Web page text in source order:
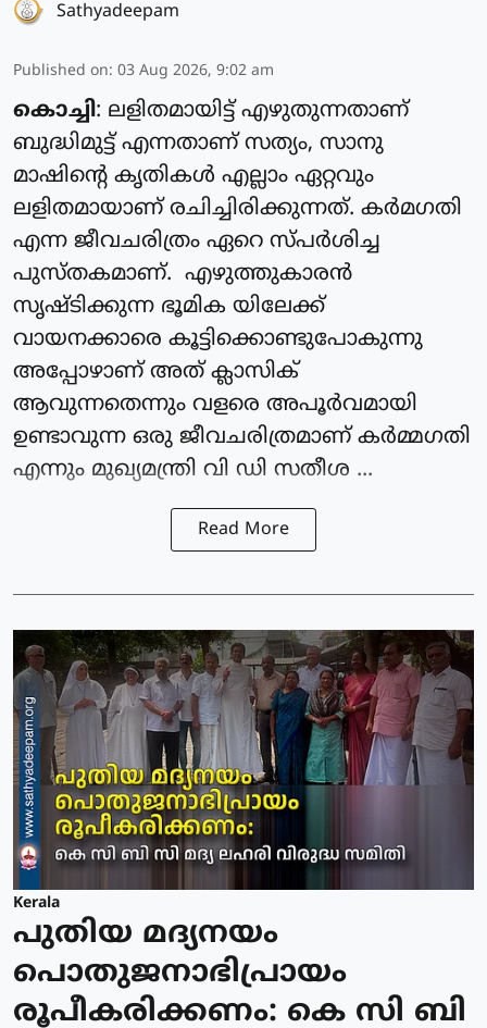
Sathyadeepam
Published on: 03 Aug 2026, 9:02 am
കൊച്ചി: ലളിതമായിട്ട് എഴുതുന്നതാണ്
ബുദ്ധിമുട്ട് എന്നതാണ് സത്യം, സാനു
മാഷിന്റെ കൃതികൾ എല്ലാം ഏറ്റവും
ലളിതമായാണ് രചിച്ചിരിക്കുന്നത്. കർമഗതി
എന്ന ജീവചരിത്രം ഏറെ സ്പർശിച്ച
പുസ്തകമാണ്. എഴുത്തുകാരൻ
സൃഷ്ടിക്കുന്ന ഭൂമിക യിലേക്ക്
വായനക്കാരെ കൂട്ടിക്കൊണ്ടുപോകുന്നു
അപ്പോഴാണ് അത് ക്ലാസിക്
ആവുന്നതെന്നും വളരെ അപൂർവമായി
ഉണ്ടാവുന്ന ഒരു ജീവചരിത്രമാണ് കർമ്മഗതി
എന്നും മുഖ്യമന്ത്രി വി ഡി സതീശ ...
Read More
Kerala
പുതിയ മദ്യനയം
പൊതുജനാഭിപ്രായം
രൂപീകരിക്കണം: കെ സി ബി